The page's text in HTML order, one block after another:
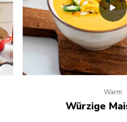
Warm
Würzige